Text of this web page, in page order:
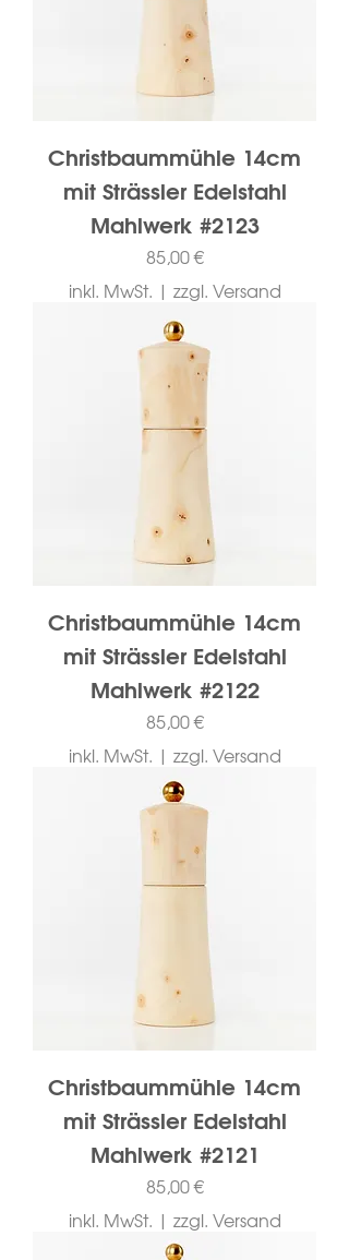
Christbaummühle 14cm
mit Strässler Edelstahl
Mahlwerk #2123
Preis
85,00 €
inkl. MwSt. | zzgl. Versand
Christbaummühle 14cm
mit Strässler Edelstahl
Mahlwerk #2122
Preis
85,00 €
inkl. MwSt. | zzgl. Versand
Christbaummühle 14cm
mit Strässler Edelstahl
Mahlwerk #2121
Preis
85,00 €
inkl. MwSt. | zzgl. Versand